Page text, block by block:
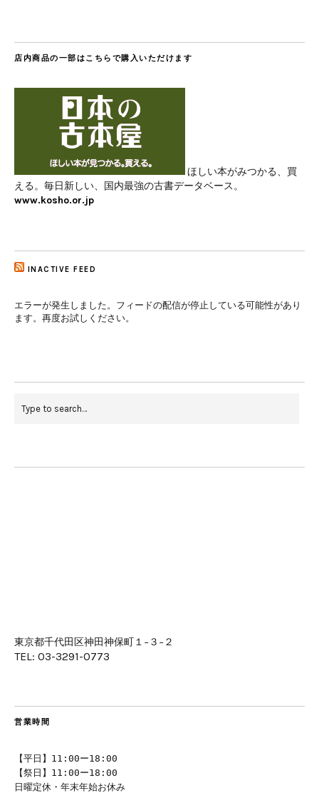
店内商品の一部はこちらで購入いただけます
ほしい本がみつかる、買
える。毎日新しい、国内最強の古書データベース。
www.kosho.or.jp
INACTIVE FEED
エラーが発生しました。フィードの配信が停止している可能性があり
ます。再度お試しください。
東京都千代田区神田神保町１−３−２
TEL: 03-3291-0773
営業時間
【平日】11:00ー18:00
【祭日】11:00ー18:00
日曜定休・年末年始お休み